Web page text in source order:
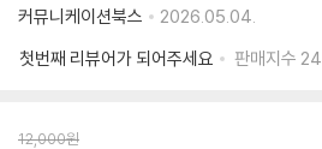
커뮤니케이션북스
2026.05.04.
첫번째 리뷰어가 되어주세요
판매지수 24
12,000원